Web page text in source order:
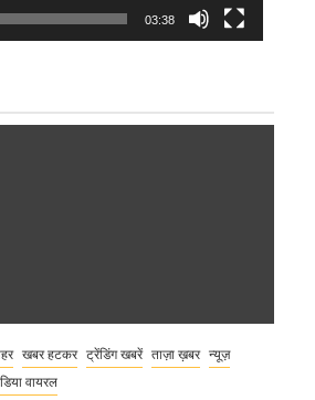
03:38
खबर हटकर ट्रेंडिंग खबरें ताज़ा ख़बर
न्यूज़
वायरल